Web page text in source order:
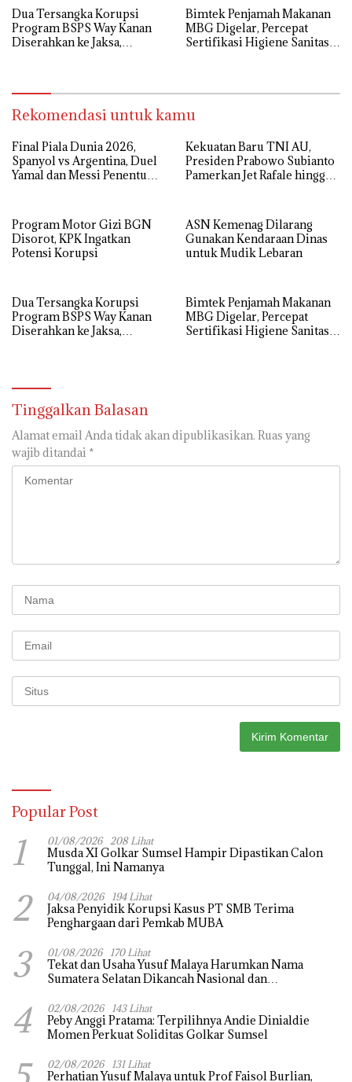
Dua Tersangka Korupsi
Program BSPS Way Kanan
Diserahkan ke Jaksa,
Bimtek Penjamah Makanan
MBG Digelar, Percepat
Sertifikasi Higiene Sanitasi
Rekomendasi untuk kamu
Final Piala Dunia 2026,
Spanyol vs Argentina, Duel
Yamal dan Messi Penentu
Kekuatan Baru TNI AU,
Presiden Prabowo Subianto
Pamerkan Jet Rafale hingga
Program Motor Gizi BGN
Disorot, KPK Ingatkan
Potensi Korupsi
ASN Kemenag Dilarang
Gunakan Kendaraan Dinas
untuk Mudik Lebaran
Dua Tersangka Korupsi
Program BSPS Way Kanan
Diserahkan ke Jaksa,
Bimtek Penjamah Makanan
MBG Digelar, Percepat
Sertifikasi Higiene Sanitasi
Tinggalkan Balasan
Alamat email Anda tidak akan dipublikasikan. Ruas yang
wajib ditandai *
Popular Post
1 01/08/2026 208 Lihat
Musda XI Golkar Sumsel Hampir Dipastikan Calon
Tunggal, Ini Namanya
2 04/08/2026 194 Lihat
Jaksa Penyidik Korupsi Kasus PT SMB Terima
Penghargaan dari Pemkab MUBA
3 01/08/2026 170 Lihat
Tekat dan Usaha Yusuf Malaya Harumkan Nama
Sumatera Selatan Dikancah Nasional dan
4 02/08/2026 143 Lihat
Peby Anggi Pratama: Terpilihnya Andie Dinialdie
Momen Perkuat Soliditas Golkar Sumsel
02/08/2026 131 Lihat
Perhatian Yusuf Malaya untuk Prof Faisol Burlian,